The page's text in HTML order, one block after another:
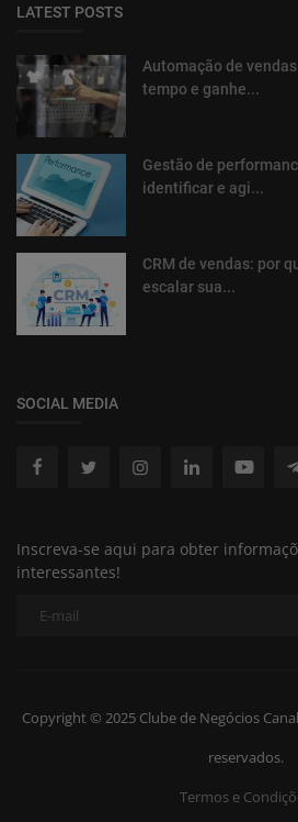
LATEST POSTS
Automação de
tempo e ganhe...
Gestão de
identificar e agi...
CRM de vendas: por
escalar sua...
SOCIAL MEDIA
Inscreva-se aqui para obter
interessantes!
Copyright © 2025 Clube de Negócios
reservados.
Termos e